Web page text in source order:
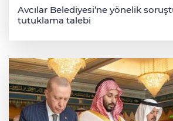
Avcılar Belediyesi’ne yönelik
tutuklama talebi